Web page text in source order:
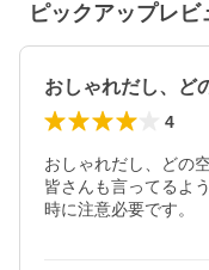
ピックアップレビ
4
おしゃれだし、どの
皆さんも言ってるよ
時に注意必要です。